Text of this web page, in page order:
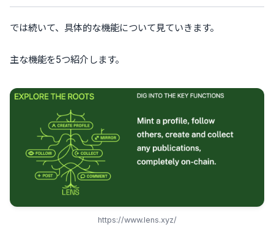
では続いて、具体的な機能について見ていきます。
主な機能を5つ紹介します。
https://www.lens.xyz/